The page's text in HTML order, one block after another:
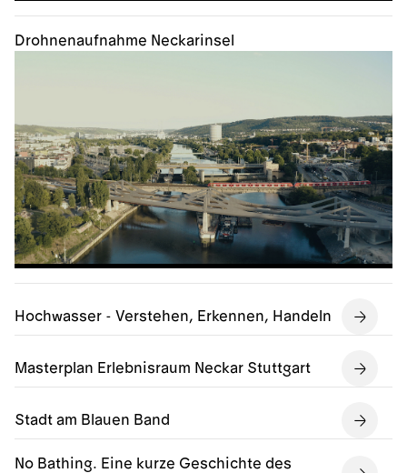
Drohnenaufnahme Neckarinsel
Hochwasser - Verstehen, Erkennen, Handeln
Masterplan Erlebnisraum Neckar Stuttgart
Stadt am Blauen Band
No Bathing. Eine kurze Geschichte des